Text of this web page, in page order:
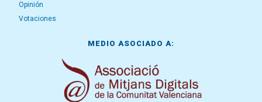
Opinión
Votaciones
MEDIO ASOCIADO A: